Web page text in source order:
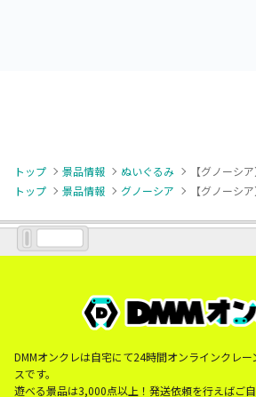
トップ 景品情報 ぬいぐるみ
トップ
景品情報 グノーシア
DMMオンクレは自宅にて24時間オンラインクレ
スです。
遊べる景品は3,000点以上！発送依頼を行えばご